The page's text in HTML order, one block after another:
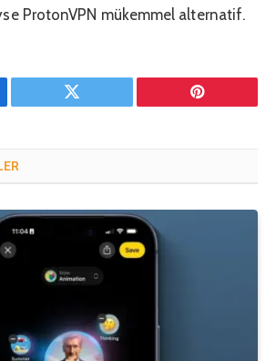
ProtonVPN mükemmel alternatif.
Twitter Pinterest'in